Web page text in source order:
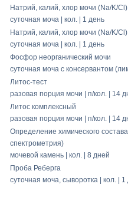
Натрий, калий, хлор мочи (Na/K/Cl)
суточная моча | кол. | 1 день
Натрий, калий, хлор мочи (Na/K/Cl)
суточная моча | кол. | 1 день
Фосфор неорганический мочи
суточная моча с консервантом
Литос-тест
разовая порция мочи | п/кол. | 14
Литос комплексный
разовая порция мочи | п/кол. | 14
Определение химического
спектрометрия)
мочевой камень | кол. | 8 дней
Проба Реберга
суточная моча, сыворотка | кол. | 1